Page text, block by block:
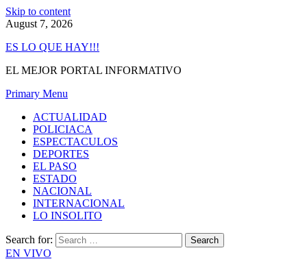
Skip to content
August 7, 2026
ES LO QUE HAY!!!
EL MEJOR PORTAL INFORMATIVO
Primary Menu
ACTUALIDAD
POLICIACA
ESPECTACULOS
DEPORTES
EL PASO
ESTADO
NACIONAL
INTERNACIONAL
LO INSOLITO
Search for:
EN VIVO